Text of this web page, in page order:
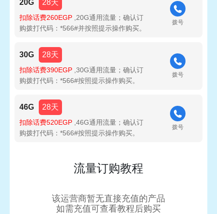
20G 28天
扣除话费260EGP ,20G通用流量；确认订
购拨打代码：*566#并按照提示操作购买。
拨号
30G 28天
扣除话费390EGP ,30G通用流量；确认订
购拨打代码：*566#按照提示操作购买。
拨号
46G 28天
扣除话费520EGP ,46G通用流量；确认订
购拨打代码：*566#按照提示操作购买。
拨号
流量订购教程
该运营商暂无直接充值的产品
如需充值可查看教程后购买